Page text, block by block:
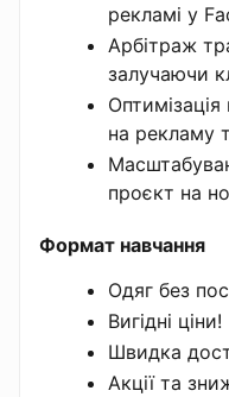
рекламі у
Арбітраж
залучаючи
на рекламу
проєкт на
Формат навчання
Одяг без
Вигідні ціни!
Швидка
Акції та